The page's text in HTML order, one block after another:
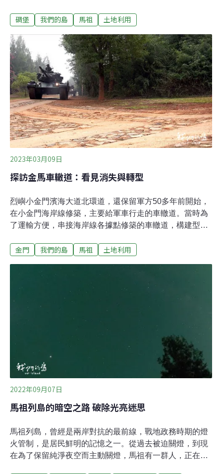
祖，氣氛相當緊繃。823砲戰後，金門、馬祖成為防衛台
期間，金馬大量興建軍事設施，部署重重軍力，馬祖北竿
海岸線長約54公里，就設有101個軍事據點，平均500公尺
就有一處。馬祖南竿海岸線長約36公里，設有95個據點，
平均不到400公尺就有一處。為了防止敵軍攻上島嶼，設
有玻璃山、鐵絲網等阻絕設施，也會在營區附近種上九重
葛、瓊麻等有刺植物，還在海邊放置軌條砦，地雷。不再
使用的軍事設施 變身咖啡館、民宿、文化市集當年的軍事
設施，現在多數軍方不再使用。有文化工作者將海防據點
整修成書店咖啡館，經營10年後面臨是否能再續租的轉折
點，有在地年輕人剛剛租下據點，
碉堡 我們的島 馬祖 土地利用
2023年03月09日
探訪金馬車轍道：看見消失與轉型
烈嶼小金門濱海大道北環道，還保留軍方50多年前開始，
在小金門海岸線修築，主要給軍車行走的車轍道。當時為
了運輸方便，串接海岸線各據點修築的車轍道，構建型態
間部分鋪上小石子，兩旁則維持原有的泥土路面。這樣的
的生態。而這些別具特色的車轍道，環繞小金門全島，總
長約18.5公里。馬祖環島車轍道 成為散步觀光好去處同一
時期，軍方也在馬祖海岸線，興建環島的車轍道。曾是海
防禁區的車轍道，目前在馬祖成為在地民眾與觀光客散
步、欣賞海景的好去處。金馬在地文史工作者認為，車轍
道存在有它的歷史意義。如果以離島和戰地來講，它是最
有特色的地方。不過，因為開發、安全等需求，金馬車轍
道都面臨被消失的處境。尤其是靠近聚落生活區，很多車
轍道已經改成大馬路。因應更多人車需求 部分車轍道被鋪
平、修得零零碎碎沒有消失的，也可能失去原
金門 我們的島 馬祖 土地利用
2022年09月07日
馬祖列島的暗空之路 破除光亮迷思
馬祖列島，曾經是兩岸對抗的最前線，戰地政務時期的燈
火管制，是居民鮮明的記憶之一。從過去被迫關燈，到現
在為了保留純淨夜空而主動關燈，馬祖有一群人，正在打